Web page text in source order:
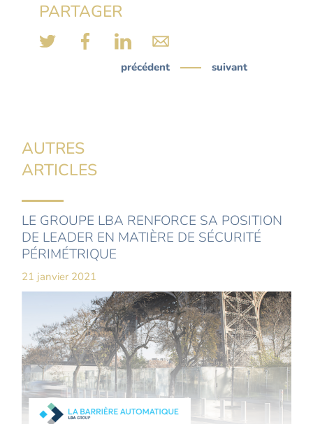
PARTAGER
précédent suivant
AUTRES
ARTICLES
LE GROUPE LBA RENFORCE SA POSITION
DE LEADER EN MATIÈRE DE SÉCURITÉ
PÉRIMÉTRIQUE
21 janvier 2021